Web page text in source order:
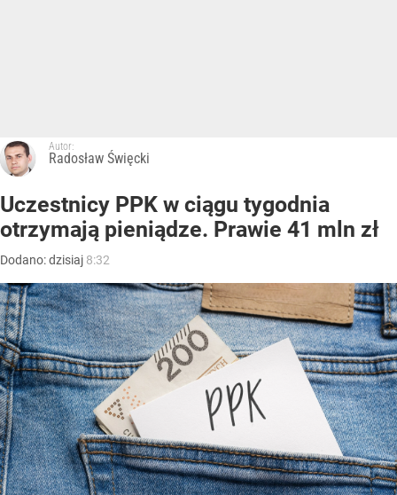
Autor:
Radosław Święcki
Uczestnicy PPK w ciągu tygodnia
otrzymają pieniądze. Prawie 41 mln zł
Dodano:dzisiaj 8:32